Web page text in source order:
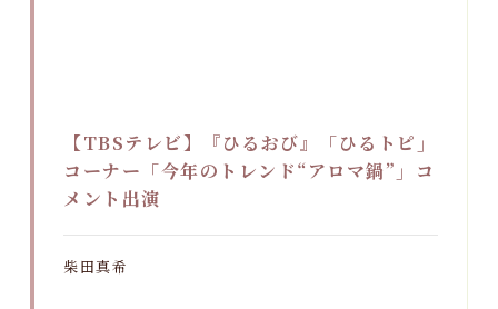
【TBSテレビ】『ひるおび』「ひるトピ」
コーナー「今年のトレンド“アロマ鍋”」コ
メント出演
柴田真希